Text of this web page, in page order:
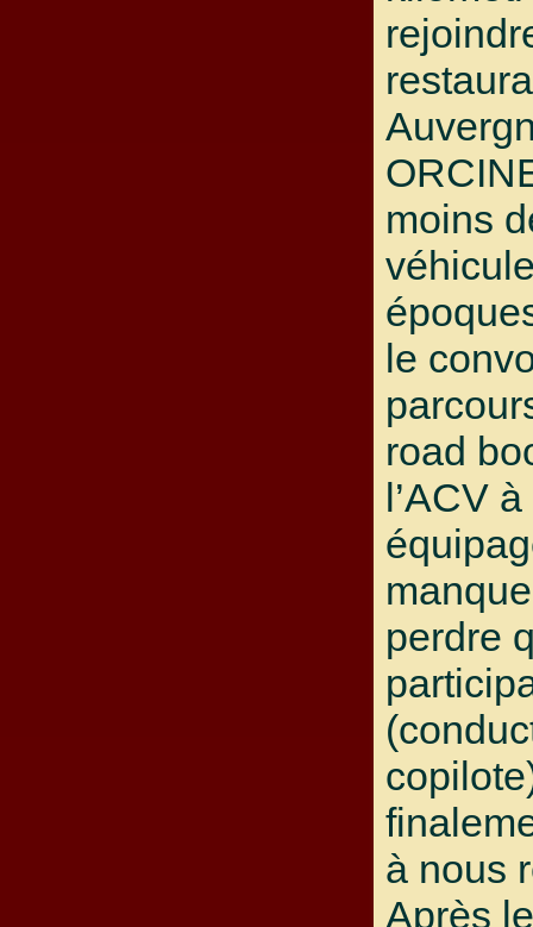
moins
le
road
l’ACV
perdre
à nous
Après